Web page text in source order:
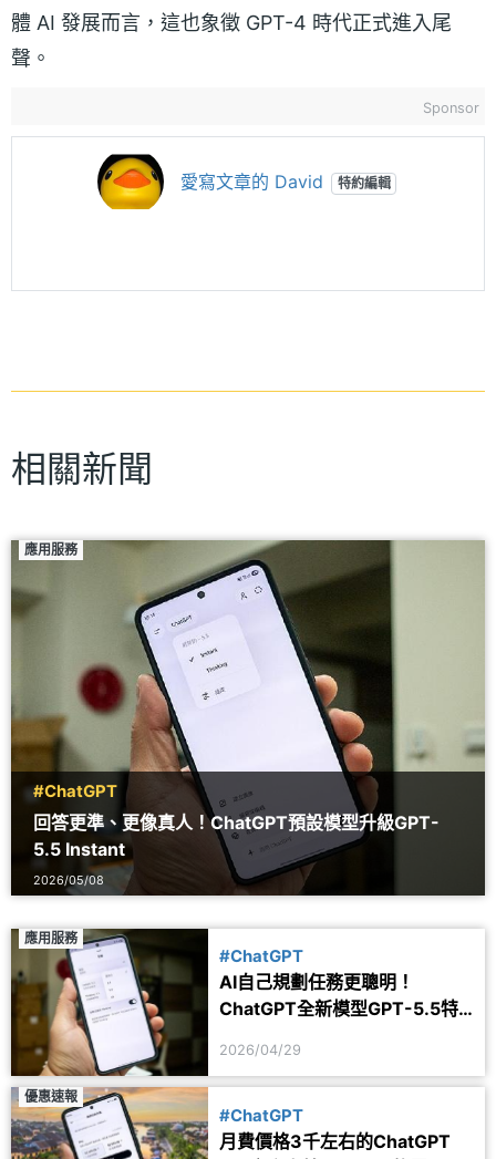
體 AI 發展而言，這也象徵 GPT-4 時代正式進入尾
聲。
Sponsor
愛寫文章的 David 特約編輯
相關新聞
應用服務
#ChatGPT
回答更準、更像真人！ChatGPT預設模型升級GPT-
5.5 Instant
2026/05/08
應用服務
#ChatGPT
AI自己規劃任務更聰明！
ChatGPT全新模型GPT-5.5特
2026/04/29
優惠速報
#ChatGPT
月費價格3千左右的ChatGPT